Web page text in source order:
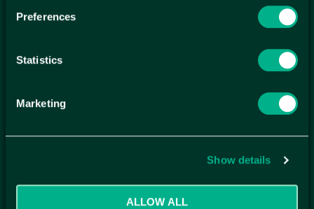
Preferences
Statistics
Marketing
Show details
ALLOW ALL
ANMÄL DIG HÄR TILL WELLAGRETS
Få relevanta erbjudande och kampanjer, en möjlighet att
Reklamationer